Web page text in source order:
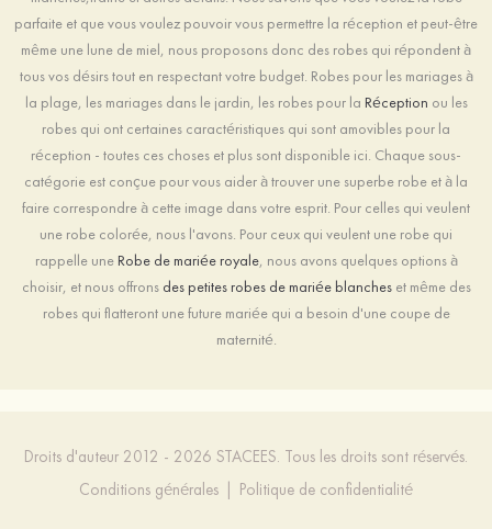
parfaite et que vous voulez pouvoir vous permettre la réception et peut-être
même une lune de miel, nous proposons donc des robes qui répondent à
tous vos désirs tout en respectant votre budget. Robes pour les mariages à
la plage, les mariages dans le jardin, les robes pour la Réception ou les
robes qui ont certaines caractéristiques qui sont amovibles pour la
réception - toutes ces choses et plus sont disponible ici. Chaque sous-
catégorie est conçue pour vous aider à trouver une superbe robe et à la
faire correspondre à cette image dans votre esprit. Pour celles qui veulent
une robe colorée, nous l'avons. Pour ceux qui veulent une robe qui
rappelle une Robe de mariée royale, nous avons quelques options à
choisir, et nous offrons des petites robes de mariée blancheset même des
robes qui flatteront une future mariée qui a besoin d'une coupe de
maternité.
Droits d'auteur 2012 - 2026 STACEES. Tous les droits sont réservés.
Conditions générales
Politique de confidentialité